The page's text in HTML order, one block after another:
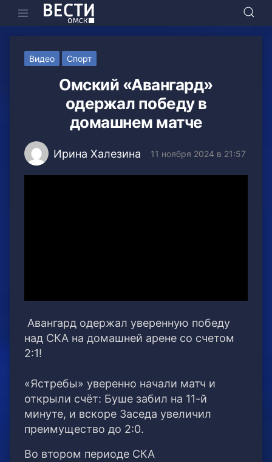
Видео Спорт
Омский «Авангард»
одержал победу в
домашнем матче
Ирина Халезина 11 ноября 2024 в 21:57
Авангард одержал уверенную победу
над СКА на домашней арене со счетом
2:1!
«Ястребы» уверенно начали матч и
открыли счёт: Буше забил на 11-й
минуте, и вскоре Заседа увеличил
преимущество до 2:0.
Во втором периоде СКА